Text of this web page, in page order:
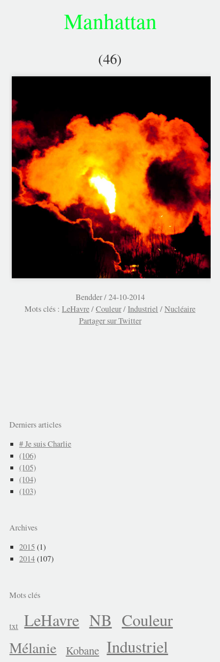
Manhattan
(46)
Bendder /24-10-2014
Mots clés : LeHavre/Couleur/Industriel /Nucléaire
Partager sur Twitter
Derniers articles
# Je suis Charlie
(106)
(105)
(104)
(103)
Archives
2015 (1)
2014(107)
Mots clés
txt LeHavre NB Couleur
Mélanie Kobane Industriel